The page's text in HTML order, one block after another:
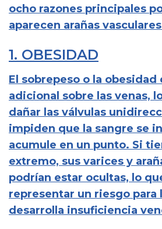
ocho razones principales
aparecen arañas
1. OBESIDAD
El sobrepeso o la
adicional sobre las venas,
dañar las válvulas
impiden que la sangre se
acumule en un punto. Si
extremo, sus varices y
podrían estar ocultas, lo
representar un riesgo para
desarrolla insuficiencia